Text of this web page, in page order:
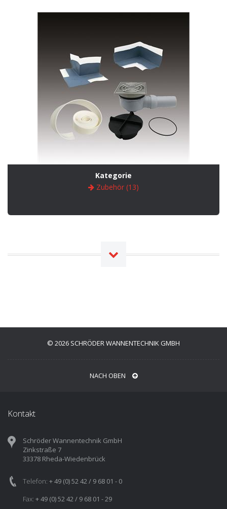
Kategorie
Zubehör (13)
© 2026 SCHRÖDER WANNENTECHNIK GMBH
NACH OBEN
Kontakt
Schröder Wannentechnik GmbH
Zinkstraße 7
33378 Rheda-Wiedenbrück
Telefon: + 49 (0) 52 42 / 9 68 01 - 0
Fax: + 49 (0) 52 42 / 9 68 01 - 29